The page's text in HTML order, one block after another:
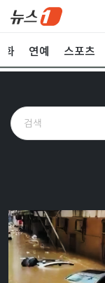
화 연예 스포츠